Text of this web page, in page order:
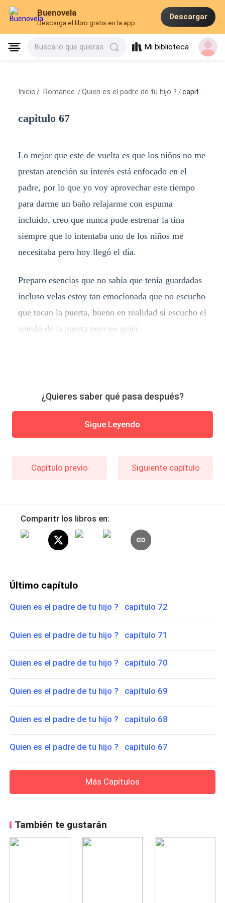
Buenovela
Descarga el libro gratis en la app
Descargar
Busca lo que quieras Mi biblioteca
Inicio / Romance /Quien es el padre de tu hijo ? /capitulo 67
capitulo 67
Lo mejor que este de vuelta es que los niños no me
prestan atención su interés está enfocado en el
padre, por lo que yo voy aprovechar este tiempo
para darme un baño relajarme con espuma
incluido, creo que nunca pude estrenar la tina
siempre que lo intentaba uno de los niños me
necesitaba pero hoy llegó el día.
Preparo esencias que no sabía que tenía guardadas
incluso velas estoy tan emocionada que no escucho
que tocan la puerta, bueno en realidad si escucho el
sonido de la puerta pero no quier
¿Quieres saber qué pasa después?
Sigue Leyendo
Capítulo previo Siguiente capítulo
Comparitr los libros en:
Último capítulo
Quien es el padre de tu hijo ? capítulo 72
Quien es el padre de tu hijo ? capítulo 71
Quien es el padre de tu hijo ? capítulo 70
Quien es el padre de tu hijo ? capítulo 69
Quien es el padre de tu hijo ? capitulo 68
Quien es el padre de tu hijo ? capitulo 67
Más Capítulos
También te gustarán